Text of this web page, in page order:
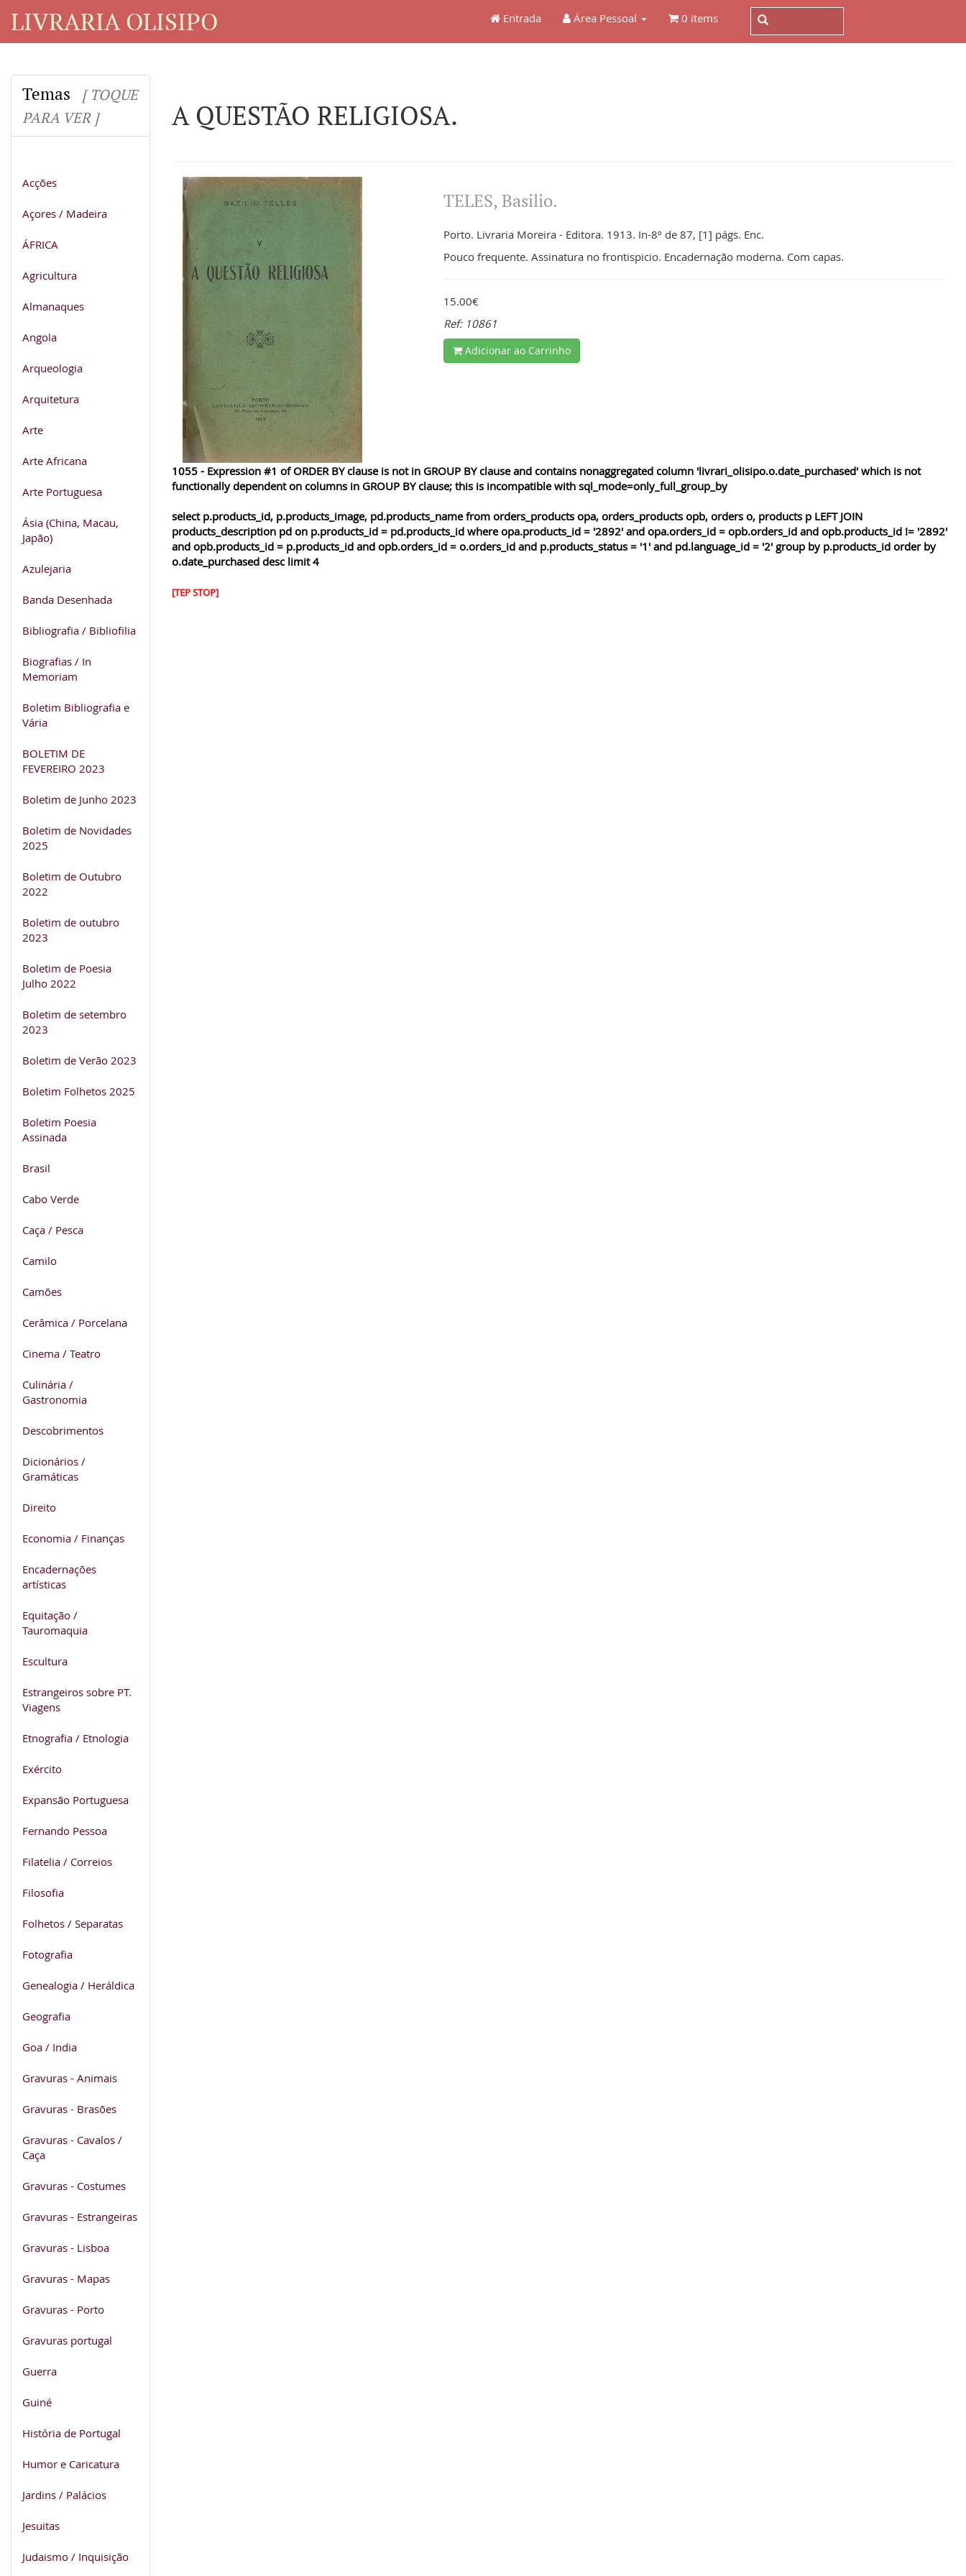
LIVRARIA OLISIPO Entrada Área Pessoal 0 items
Temas
[ TOQUE
PARA VER ]
Acções
Açores / Madeira
ÁFRICA
Agricultura
Almanaques
Angola
Arqueologia
Arquitetura
Arte
Arte Africana
Arte Portuguesa
Ásia (China, Macau,
Japão)
Azulejaria
Banda Desenhada
Bibliografia / Bibliofilia
Biografias / In
Memoriam
Boletim Bibliografia e
Vária
BOLETIM DE
FEVEREIRO 2023
Boletim de Junho 2023
Boletim de Novidades
2025
Boletim de Outubro
2022
Boletim de outubro
2023
Boletim de Poesia
Julho 2022
Boletim de setembro
2023
Boletim de Verão 2023
Boletim Folhetos 2025
Boletim Poesia
Assinada
Brasil
Cabo Verde
Caça / Pesca
Camilo
Camões
Cerâmica / Porcelana
Cinema / Teatro
Culinária /
Gastronomia
Descobrimentos
Dicionários /
Gramáticas
Direito
Economia / Finanças
Encadernações
artísticas
Equitação /
Tauromaquia
Escultura
Estrangeiros sobre PT.
Viagens
Etnografia / Etnologia
Exército
Expansão Portuguesa
Fernando Pessoa
Filatelia / Correios
Filosofia
Folhetos / Separatas
Fotografia
Genealogia / Heráldica
Geografia
Goa / India
Gravuras - Animais
Gravuras - Brasões
Gravuras - Cavalos /
Caça
Gravuras - Costumes
Gravuras - Estrangeiras
Gravuras - Lisboa
Gravuras - Mapas
Gravuras - Porto
Gravuras portugal
Guerra
Guiné
História de Portugal
Humor e Caricatura
Jardins / Palácios
Jesuitas
Judaismo / Inquisição
A QUESTÃO RELIGIOSA.
TELES, Basilio.
Porto. Livraria Moreira - Editora. 1913. In-8º de 87, [1] págs. Enc.
Pouco frequente. Assinatura no frontispicio. Encadernação moderna. Com capas.
15.00€
Ref: 10861
Adicionar ao Carrinho
1055 - Expression #1 of ORDER BY clause is not in GROUP BY clause and contains nonaggregated column 'livrari_olisipo.o.date_purchased' which is not
functionally dependent on columns in GROUP BY clause; this is incompatible with sql_mode=only_full_group_by
select p.products_id, p.products_image, pd.products_name from orders_products opa, orders_products opb, orders o, products p LEFT JOIN
products_description pd on p.products_id = pd.products_id where opa.products_id = '2892' and opa.orders_id = opb.orders_id and opb.products_id != '2892'
and opb.products_id = p.products_id and opb.orders_id = o.orders_id and p.products_status = '1' and pd.language_id = '2' group by p.products_id order by
o.date_purchased desc limit 4
[TEP STOP]